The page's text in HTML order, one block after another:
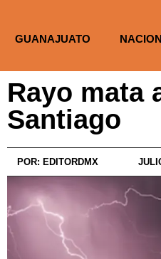
GUANAJUATO
Rayo mata
Santiago
POR: EDITORDMX